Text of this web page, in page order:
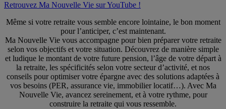
Retrouvez Ma Nouvelle Vie sur YouTube !
Même si votre retraite vous semble encore lointaine, le bon moment
pour l’anticiper, c’est maintenant.
Ma Nouvelle Vie vous accompagne pour bien préparer votre retraite
selon vos objectifs et votre situation. Découvrez de manière simple
et ludique le montant de votre future pension, l’âge de votre départ à
la retraite, les spécificités selon votre secteur d’activité, et nos
conseils pour optimiser votre épargne avec des solutions adaptées à
vos besoins (PER, assurance vie, immobilier locatif…). Avec Ma
Nouvelle Vie, avancez sereinement, et à votre rythme, pour
construire la retraite qui vous ressemble.